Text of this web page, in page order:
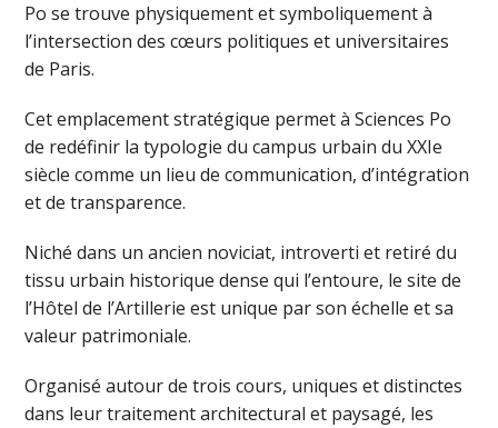
Po se trouve physiquement et symboliquement à
l’intersection des cœurs politiques et universitaires
de Paris.
Cet emplacement stratégique permet à Sciences Po
de redéfinir la typologie du campus urbain du XXIe
siècle comme un lieu de communication, d’intégration
et de transparence.
Niché dans un ancien noviciat, introverti et retiré du
tissu urbain historique dense qui l’entoure, le site de
l’Hôtel de l’Artillerie est unique par son échelle et sa
valeur patrimoniale.
Organisé autour de trois cours, uniques et distinctes
dans leur traitement architectural et paysagé, les